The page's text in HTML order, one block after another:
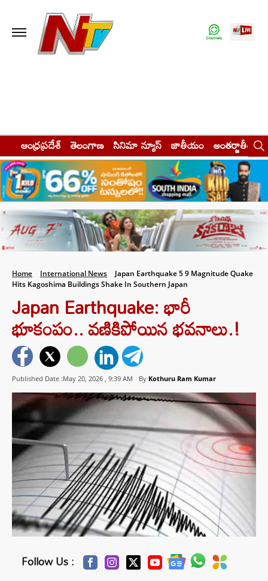
ఆంధ్రప్రదేశ్ తెలంగాణ సినిమా న్యూస్ జాతీయం అంతర్జాతీయం
Home International News
Japan Earthquake 5 9 Magnitude Quake
Hits Kagoshima Buildings Shake In Southern Japan
Japan Earthquake: భారీ
భూకంపం.. వణికిపోయిన భవనాలు.!
Published Date :May 20, 2026 , 9:39 AM By Kothuru Ram Kumar
Follow Us :